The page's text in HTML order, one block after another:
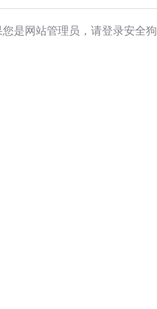
您是网站管理员，请登录安全狗